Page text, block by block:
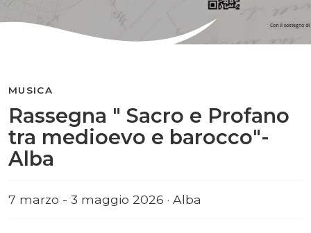
Rassegna " Sacro e Profano
tra medioevo e barocco"-
Alba
MUSICA
7 marzo - 3 maggio 2026 · Alba